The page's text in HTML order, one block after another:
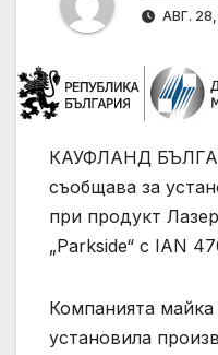
АВГ.
КАУФЛАНД
съобщава за
при продукт
„Parkside“ с IAN
Компанията майка
установила